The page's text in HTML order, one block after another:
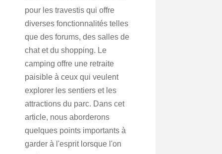
pour les travestis qui offre
diverses fonctionnalités telles
que des forums, des salles de
chat et du shopping. Le
camping offre une retraite
paisible à ceux qui veulent
explorer les sentiers et les
attractions du parc. Dans cet
article, nous aborderons
quelques points importants à
garder à l'esprit lorsque l'on